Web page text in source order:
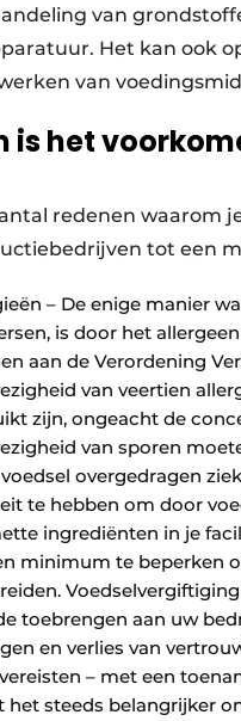
van
Het kan ook
van
is het
redenen waarom
tot een
– De enige manier
is door het
aan de Verordening
van veertien
zijn, ongeacht de
van sporen
overgedragen
te hebben om door
ingrediënten in je
minimum te beperken
toebrengen aan uw
en verlies van
– met een
het steeds belangrijker